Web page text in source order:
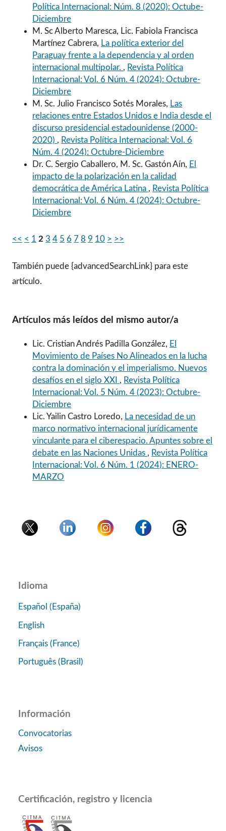
Política Internacional: Núm. 8 (2020): Octube-
Diciembre
M. Sc Alberto Maresca, Lic. Fabiola Francisca
Martínez Cabrera, La política exterior del
Paraguay frente a la dependencia y al orden
internacional multipolar. , Revista Política
Internacional: Vol. 6 Núm. 4 (2024): Octubre-
Diciembre
M. Sc. Julio Francisco Sotés Morales, Las
relaciones entre Estados Unidos e India desde el
discurso presidencial estadounidense (2000-
2020) , Revista Política Internacional: Vol. 6
Núm. 4 (2024): Octubre-Diciembre
Dr. C. Sergio Caballero, M. Sc. Gastón Aín, El
impacto de la polarización en la calidad
democrática de América Latina , Revista Política
Internacional: Vol. 6 Núm. 4 (2024): Octubre-
Diciembre
<< < 1 2 3 4 5 6 7 8 9 10 > >>
También puede {advancedSearchLink} para este
artículo.
Artículos más leídos del mismo autor/a
Lic. Cristian Andrés Padilla González, El
Movimiento de Países No Alineados en la lucha
contra la dominación y el imperialismo. Nuevos
desafíos en el siglo XXI , Revista Política
Internacional: Vol. 5 Núm. 4 (2023): Octubre-
Diciembre
Lic. Yailin Castro Loredo, La necesidad de un
marco normativo internacional jurídicamente
vinculante para el ciberespacio. Apuntes sobre el
debate en las Naciones Unidas , Revista Política
Internacional: Vol. 6 Núm. 1 (2024): ENERO-
MARZO
Idioma
Español (España)
English
Français (France)
Português (Brasil)
Información
Convocatorias
Avisos
Certificación, registro y licencia